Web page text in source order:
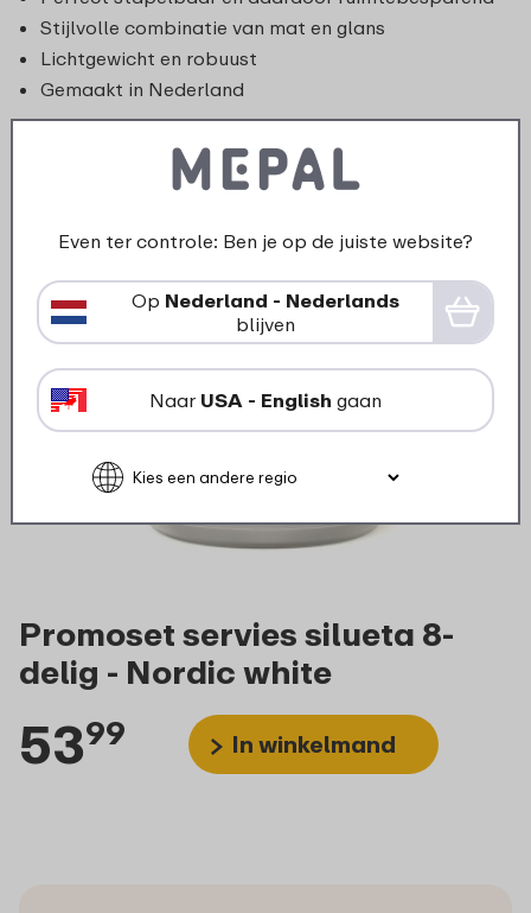
Stijlvolle combinatie van mat en glans
Lichtgewicht en robuust
Gemaakt in Nederland
Promoset servies silueta 8-
delig - Nordic white
5399 In winkelmand
Even ter controle: Ben je op de juiste website?
Op Nederland - Nederlands
blijven
Naar USA - English gaan